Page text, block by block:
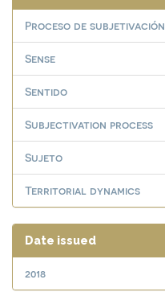
Proceso de subjetivación
Sense
Sentido
Subjectivation process
Sujeto
Territorial dynamics
Date issued
2018